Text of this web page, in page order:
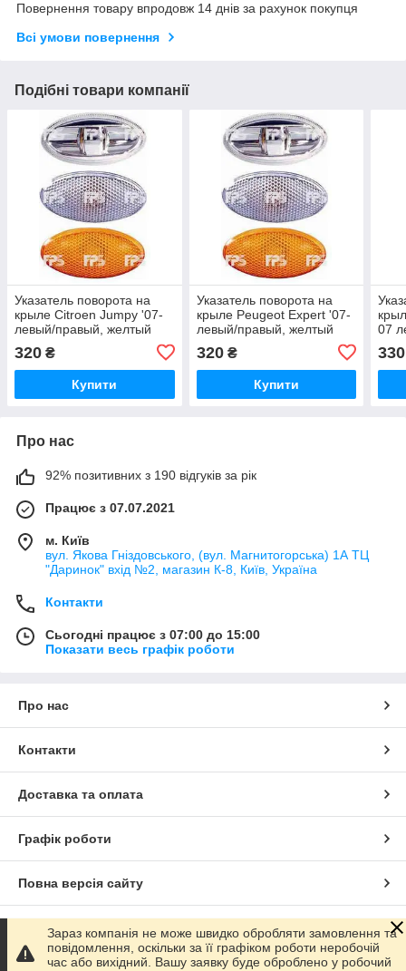
Повернення товару впродовж 14 днів за рахунок покупця
Всі умови повернення
Подібні товари компанії
Указатель поворота на
крыле Citroen Jumpy '07-
левый/правый, желтый
320 ₴
Купити
Указатель поворота на
крыле Peugeot Expert '07-
левый/правый, желтый
320₴
Купити
07
330
Про нас
92% позитивних з 190 відгуків за рік
Працює з 07.07.2021
м. Київ
вул. Якова Гніздовського, (вул. Магнитогорська) 1А ТЦ
"Даринок" вхід №2, магазин К-8, Київ, Україна
Контакти
Сьогодні працює з 07:00 до 15:00
Показати весь графік роботи
Про нас
Контакти
Доставка та оплата
Графік роботи
Повна версія сайту
Сайт створено на маркетплейсі Prom.ua
Зараз компанія не може швидко обробляти замовлення та
повідомлення, оскільки за її графіком роботи неробочій
час або вихідний. Вашу заявку буде оброблено у робочий